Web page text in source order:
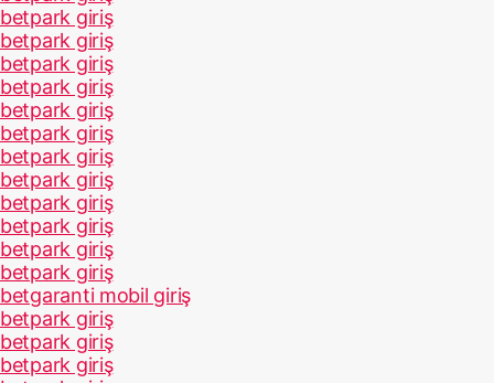
betpark giriş
betpark giriş
betpark giriş
betpark giriş
betpark giriş
betpark giriş
betpark giriş
betpark giriş
betpark giriş
betpark giriş
betpark giriş
betpark giriş
betgaranti mobil giriş
betpark giriş
betpark giriş
betpark giriş